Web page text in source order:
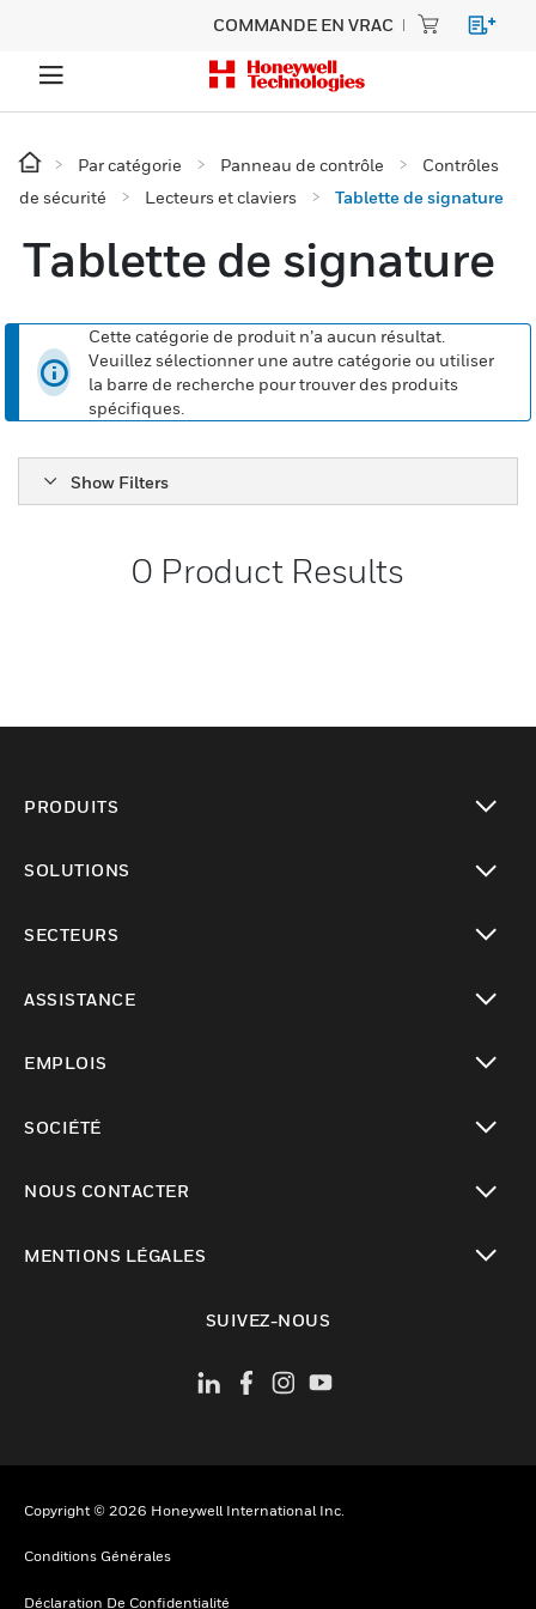
COMMANDE EN VRAC
Par catégorie Panneau de contrôle
Contrôles
de sécurité
Lecteurs et claviers Tablette de signature
Tablette de signature
Cette catégorie de produit n’a aucun résultat.
Veuillez sélectionner une autre catégorie ou utiliser
la barre de recherche pour trouver des produits
spécifiques.
Show Filters
0 Product Results
PRODUITS
SOLUTIONS
SECTEURS
ASSISTANCE
EMPLOIS
SOCIÉTÉ
NOUS CONTACTER
MENTIONS LÉGALES
SUIVEZ-NOUS
Copyright © 2026 Honeywell International Inc.
Conditions Générales
Déclaration De Confidentialité